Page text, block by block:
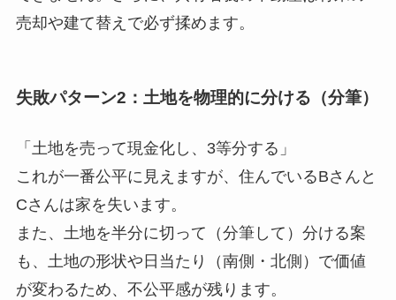
売却や建て替えで必ず揉めます。
失敗パターン2：土地を物理的に分ける（分筆）
「土地を売って現金化し、3等分する」
これが一番公平に見えますが、住んでいるBさんと
Cさんは家を失います。
また、土地を半分に切って（分筆して）分ける案
も、土地の形状や日当たり（南側・北側）で価値
が変わるため、不公平感が残ります。